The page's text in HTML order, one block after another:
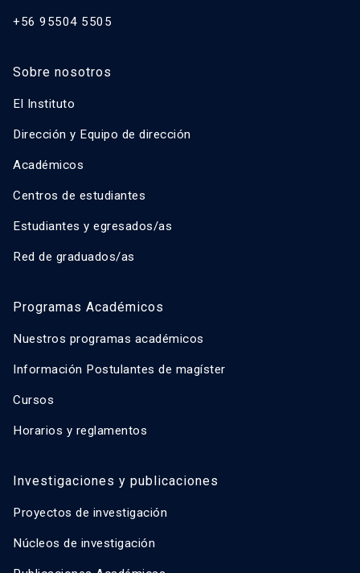
+56 95504 5505
Sobre nosotros
El Instituto
Dirección y Equipo de dirección
Académicos
Centros de estudiantes
Estudiantes y egresados/as
Red de graduados/as
Programas Académicos
Nuestros programas académicos
Información Postulantes de magíster
Cursos
Horarios y reglamentos
Investigaciones y publicaciones
Proyectos de investigación
Núcleos de investigación